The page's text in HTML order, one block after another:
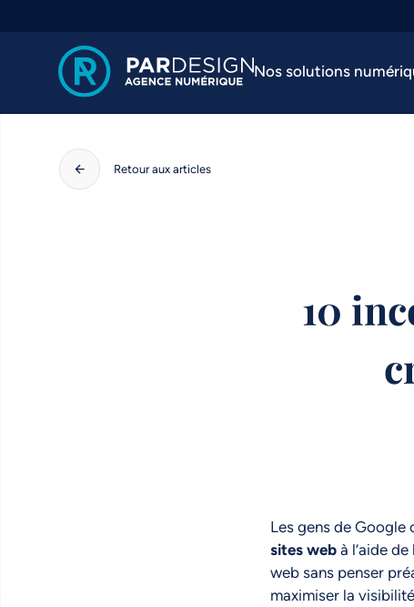
Nos solutions
Retour aux articles
10
Les gens de Google
sites web à l’aide
web sans penser
maximiser la